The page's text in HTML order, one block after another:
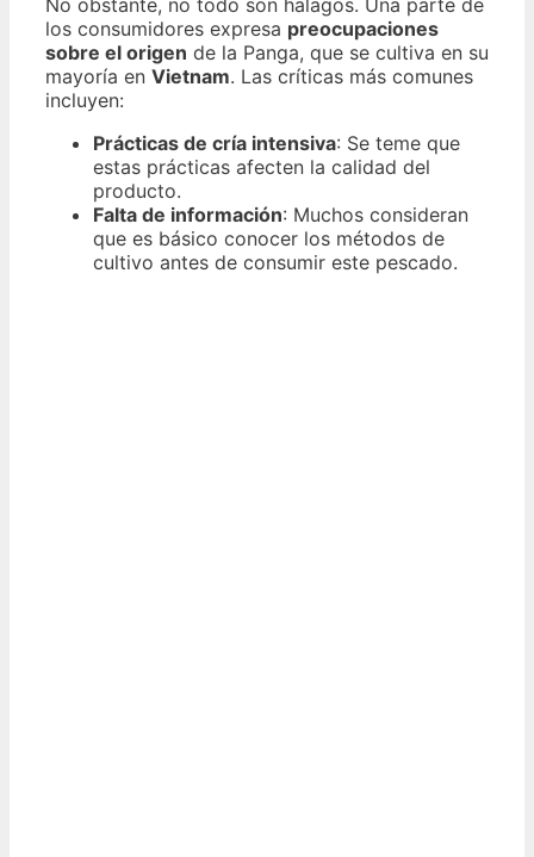
los consumidores expresa preocupaciones
sobre el origen de la Panga, que se cultiva en su
mayoría en Vietnam. Las críticas más comunes
incluyen:
Prácticas de cría intensiva: Se teme que
estas prácticas afecten la calidad del
producto.
Falta de información: Muchos consideran
que es básico conocer los métodos de
cultivo antes de consumir este pescado.